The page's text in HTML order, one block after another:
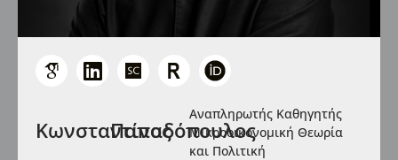
ΚωνσταντίνοςΠαπαδόπουλος
Αναπληρωτής Καθηγητής
Μικροοικονομική Θεωρία
και Πολιτική